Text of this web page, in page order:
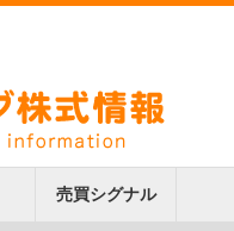
売買シグナル